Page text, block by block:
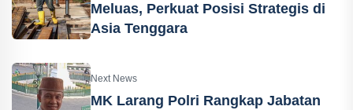
Meluas, Perkuat Posisi Strategis di
Asia Tenggara
Next News
MK Larang Polri Rangkap Jabatan